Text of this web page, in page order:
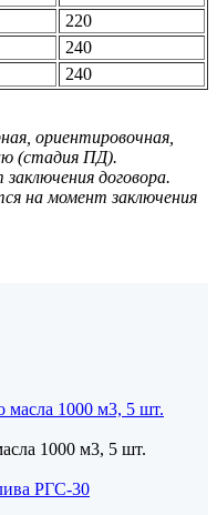
220
240
240
ориентировочная,
(стадия ПД).
договора.
на момент заключения
1000 м3, 5 шт.